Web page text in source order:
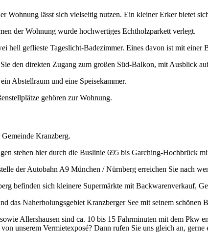
Wohnung lässt sich vielseitig nutzen. Ein kleiner Erker bietet
der Wohnung wurde hochwertiges Echtholzparkett verlegt.
hell geflieste Tageslicht-Badezimmer. Eines davon ist mit einer
den direkten Zugang zum großen Süd-Balkon, mit Ausblick
Abstellraum und eine Speisekammer.
gehören zur Wohnung.
Kranzberg.
stehen hier durch die Buslinie 695 bis Garching-Hochbrück
der Autobahn A9 München / Nürnberg erreichen Sie nach
befinden sich kleinere Supermärkte mit Backwarenverkauf,
das Naherholungsgebiet Kranzberger See mit seinem
Allershausen sind ca. 10 bis 15 Fahrminuten mit dem Pkw
unserem Vermietexposé? Dann rufen Sie uns gleich an,